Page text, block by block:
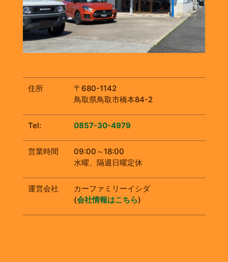
住所
〒680-1142
鳥取県鳥取市橋本84-2
Tel: 0857-30-4979
営業時間
09:00～18:00
水曜、隔週日曜定休
運営会社
カーファミリーイシダ
(会社情報はこちら)